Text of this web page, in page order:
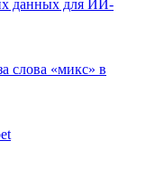
данных для ИИ-
слова «микс» в